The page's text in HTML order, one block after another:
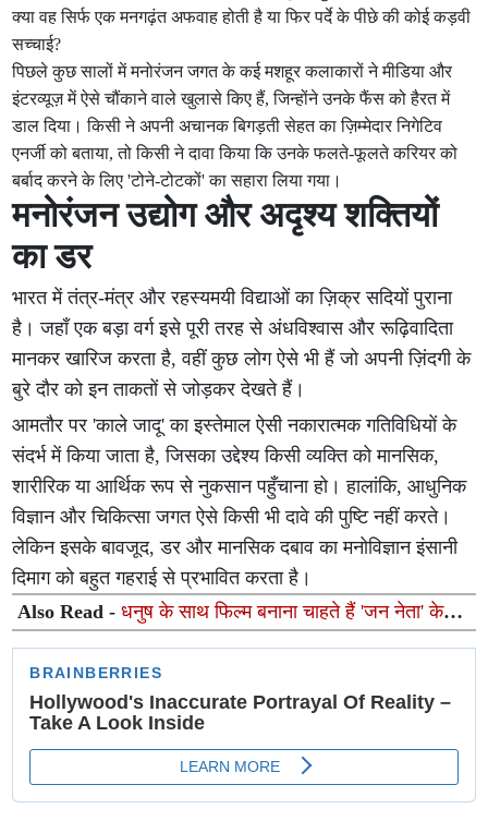
क्या वह सिर्फ एक मनगढ़ंत अफवाह होती है या फिर पर्दे के पीछे की कोई कड़वी
सच्चाई?
पिछले कुछ सालों में मनोरंजन जगत के कई मशहूर कलाकारों ने मीडिया और
इंटरव्यूज़ में ऐसे चौंकाने वाले खुलासे किए हैं, जिन्होंने उनके फैंस को हैरत में
डाल दिया। किसी ने अपनी अचानक बिगड़ती सेहत का ज़िम्मेदार निगेटिव
एनर्जी को बताया, तो किसी ने दावा किया कि उनके फलते-फूलते करियर को
बर्बाद करने के लिए 'टोने-टोटकों' का सहारा लिया गया।
मनोरंजन उद्योग और अदृश्य शक्तियों
का डर
भारत में तंत्र-मंत्र और रहस्यमयी विद्याओं का ज़िक्र सदियों पुराना
है। जहाँ एक बड़ा वर्ग इसे पूरी तरह से अंधविश्वास और रूढ़िवादिता
मानकर खारिज करता है, वहीं कुछ लोग ऐसे भी हैं जो अपनी ज़िंदगी के
बुरे दौर को इन ताकतों से जोड़कर देखते हैं।
आमतौर पर 'काले जादू' का इस्तेमाल ऐसी नकारात्मक गतिविधियों के
संदर्भ में किया जाता है, जिसका उद्देश्य किसी व्यक्ति को मानसिक,
शारीरिक या आर्थिक रूप से नुकसान पहुँचाना हो। हालांकि, आधुनिक
विज्ञान और चिकित्सा जगत ऐसे किसी भी दावे की पुष्टि नहीं करते।
लेकिन इसके बावजूद, डर और मानसिक दबाव का मनोविज्ञान इंसानी
दिमाग को बहुत गहराई से प्रभावित करता है।
Also Read -धनुष के साथ फिल्म बनाना चाहते हैं 'जन नेता' के
निर्देशक एच. विनोथ, जानिए क्यों अटक रही है बात